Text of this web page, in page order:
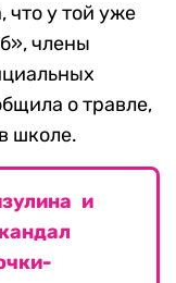
что у той уже
члены
о травле,
школе.
и